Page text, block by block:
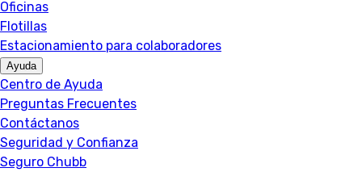
Oficinas
Flotillas
Estacionamiento para colaboradores
Ayuda
Centro de Ayuda
Preguntas Frecuentes
Contáctanos
Seguridad y Confianza
Seguro Chubb